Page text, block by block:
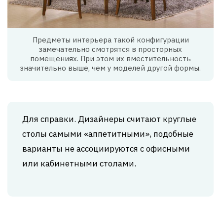
Предметы интерьера такой конфигурации
замечательно смотрятся в просторных
помещениях. При этом их вместительность
значительно выше, чем у моделей другой формы.
Для справки. Дизайнеры считают круглые
столы самыми «аппетитными», подобные
варианты не ассоциируются с офисными
или кабинетными столами.